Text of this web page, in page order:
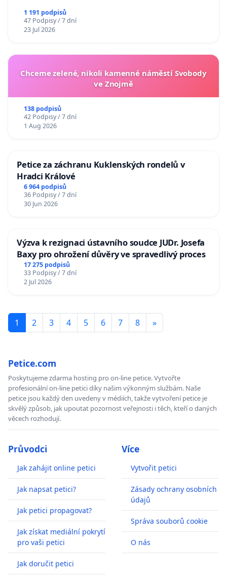
1 191 podpisů
47 Podpisy / 7 dní
23 Jul 2026
Chceme zelené, nikoli kamenné náměstí Svobody
ve Znojmě
138 podpisů
42 Podpisy / 7 dní
1 Aug 2026
Petice za záchranu Kuklenských rondelů v
Hradci Králové
6 964 podpisů
36 Podpisy / 7 dní
30 Jun 2026
Výzva k rezignaci ústavního soudce JUDr. Josefa
Baxy pro ohrožení důvěry ve spravedlivý proces
17 275 podpisů
33 Podpisy / 7 dní
2 Jul 2026
1 2 3 4 5 6 7 8 »
Petice.com
Poskytujeme zdarma hosting pro on-line petice. Vytvořte
profesionální on-line petici díky našim výkonným službám. Naše
petice jsou každý den uvedeny v médiích, takže vytvoření petice je
skvělý způsob, jak upoutat pozornost veřejnosti i těch, kteří o daných
věcech rozhodují.
Průvodci
Jak zahájit online petici
Jak napsat petici?
Jak petici propagovat?
Jak získat mediální pokrytí
pro vaši petici
Jak doručit petici
Více
Vytvořit petici
Zásady ochrany osobních
údajů
Správa souborů cookie
O nás